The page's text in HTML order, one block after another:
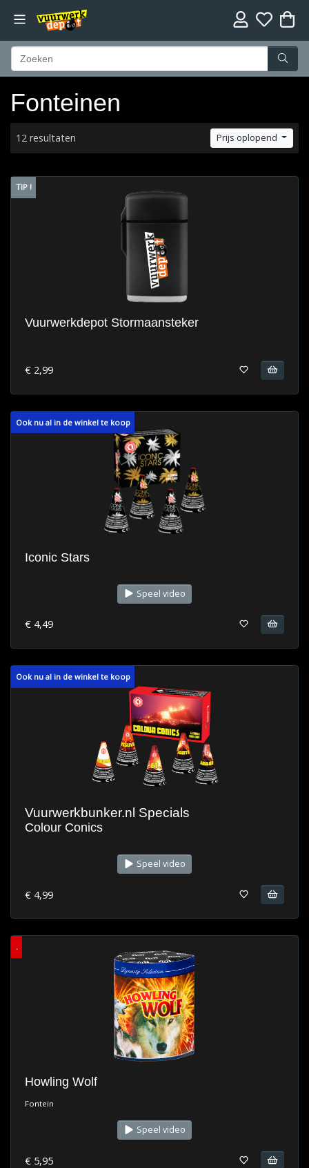
Fonteinen
12 resultaten Prijs oplopend
TIP !
Vuurwerkdepot Stormaansteker
€ 2,99
Ook nu al in de winkel te koop
Iconic Stars
Speel video
€ 4,49
Ook nu al in de winkel te koop
Vuurwerkbunker.nl Specials
Colour Conics
Speel video
€ 4,99
.
Howling Wolf
Fontein
Speel video
€ 5,95